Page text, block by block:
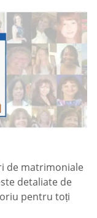
de matrimoniale
detaliate de
pentru toți